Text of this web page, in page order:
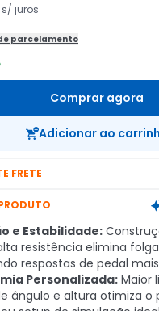
s/ juros
parcelamento
Comprar agora
Adicionar ao
FRETE
e Estabilidade:
resistência elimina
respostas de pedal
Personalizada: Maior
ângulo e altura otimiza o